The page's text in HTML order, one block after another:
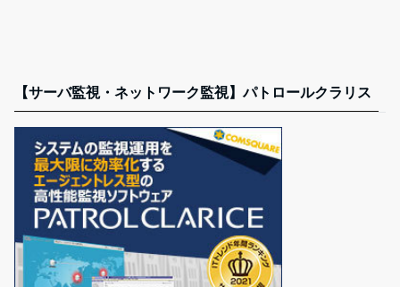
【サーバ監視・ネットワーク監視】パトロールクラリス